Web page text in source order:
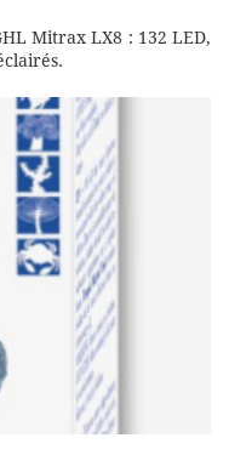
Mitrax LX8 : 132 LED,